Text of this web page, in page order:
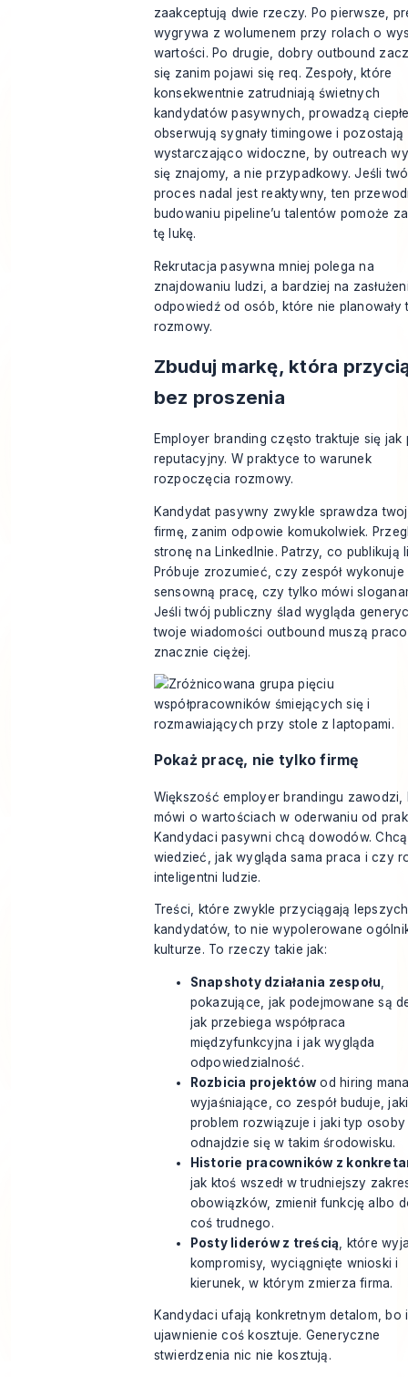
zaakceptują dwie rzeczy. Po pierwsze,
wygrywa z wolumenem przy rolach o
wartości. Po drugie, dobry outbound
się zanim pojawi się req. Zespoły, które
konsekwentnie zatrudniają świetnych
kandydatów pasywnych, prowadzą
obserwują sygnały timingowe i pozostają
wystarczająco widoczne, by outreach
się znajomy, a nie przypadkowy. Jeśli
proces nadal jest reaktywny, ten
budowaniu pipeline’u talentów pomoże
tę lukę.
Rekrutacja pasywna mniej polega na
znajdowaniu ludzi, a bardziej na
odpowiedź od osób, które nie planowały
rozmowy.
Zbuduj markę, która
bez proszenia
Employer branding często traktuje się jak
reputacyjny. W praktyce to warunek
rozpoczęcia rozmowy.
Kandydat pasywny zwykle sprawdza
firmę, zanim odpowie komukolwiek.
stronę na LinkedInie. Patrzy, co publikują
Próbuje zrozumieć, czy zespół wykonuje
sensowną pracę, czy tylko mówi
Jeśli twój publiczny ślad wygląda
twoje wiadomości outbound muszą
znacznie ciężej.
Pokaż pracę, nie tylko firmę
Większość employer brandingu zawodzi,
mówi o wartościach w oderwaniu od
Kandydaci pasywni chcą dowodów. Chcą
wiedzieć, jak wygląda sama praca i czy
inteligentni ludzie.
Treści, które zwykle przyciągają lepszych
kandydatów, to nie wypolerowane
kulturze. To rzeczy takie jak:
Snapshoty działania zespołu
pokazujące, jak podejmowane są
jak przebiega współpraca
międzyfunkcyjna i jak wygląda
odpowiedzialność.
Rozbicia projektówod hiring
wyjaśniające, co zespół buduje, jaki
problem rozwiązuje i jaki typ osoby
odnajdzie się w takim środowisku.
Historie pracowników z
jak ktoś wszedł w trudniejszy
obowiązków, zmienił funkcję albo
coś trudnego.
Posty liderów z treścią , które
kompromisy, wyciągnięte wnioski i
kierunek, w którym zmierza firma.
Kandydaci ufają konkretnym detalom, bo
ujawnienie coś kosztuje. Generyczne
stwierdzenia nic nie kosztują.